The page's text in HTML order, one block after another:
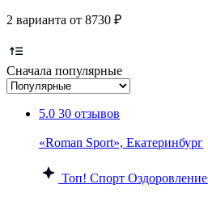
2 варианта от 8730 ₽
Сначала популярные
5.0 30 отзывов
«Roman Sport», Екатеринбург
Топ! Спорт Оздоровление